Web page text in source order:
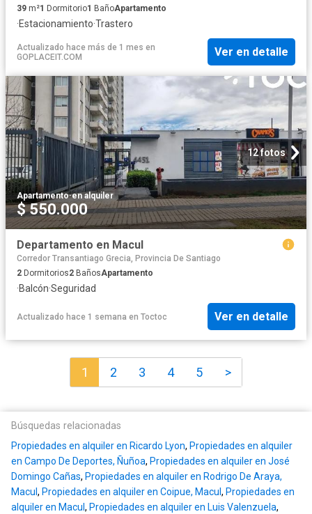
39 m²1 Dormitorio1 BañoApartamento
·Estacionamiento·Trastero
Actualizado hace más de 1 mes en
GOPLACEIT.COM
Ver en detalle
12 fotos
Apartamento·en alquiler
$ 550.000
Departamento en Macul
Corredor Transantiago Grecia, Provincia De Santiago
2 Dormitorios2 BañosApartamento
·Balcón·Seguridad
Actualizado hace 1 semana en Toctoc Ver en detalle
1 2 3 4 5 >
Búsquedas relacionadas
Propiedades en alquiler en Ricardo Lyon, Propiedades en alquiler
en Campo De Deportes, Ñuñoa, Propiedades en alquiler en José
Domingo Cañas, Propiedades en alquiler en Rodrigo De Araya,
Macul , Propiedades en alquiler en Coipue, Macul , Propiedades en
alquiler en Macul , Propiedades en alquiler en Luis Valenzuela,